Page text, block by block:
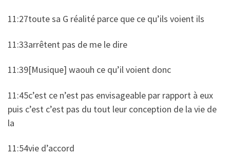
11:27toute sa G réalité parce que ce qu’ils voient ils
11:33arrêtent pas de me le dire
11:39[Musique] waouh ce qu’il voient donc
11:45c’est ce n’est pas envisageable par rapport à eux
puis c’est c’est pas du tout leur conception de la vie de
la
11:54vie d’accord